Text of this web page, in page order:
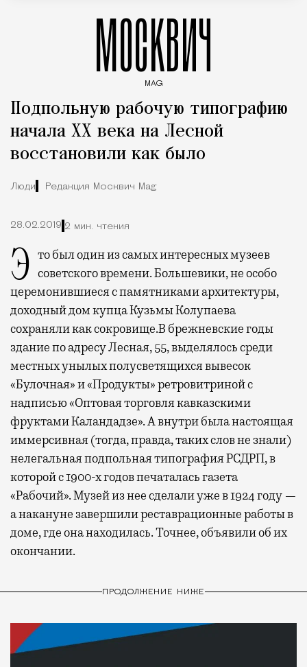
МОСКВИЧ
MAG
Подпольную рабочую типографию
начала ХХ века на Лесной
восстановили как было
Люди Редакция Москвич Mag
28.02.2019 2 мин. чтения
Это был один из самых интересных музеев советского времени. Большевики, не особо
церемонившиеся с памятниками архитектуры,
доходный дом купца Кузьмы Колупаева
сохраняли как сокровище.В брежневские годы
здание по адресу Лесная, 55, выделялось среди
местных унылых полусветящихся вывесок
«Булочная» и «Продукты» ретровитриной с
надписью «Оптовая торговля кавказскими
фруктами Каландадзе». А внутри была настоящая
иммерсивная (тогда, правда, таких слов не знали)
нелегальная подпольная типография РСДРП, в
которой с 1900-х годов печаталась газета
«Рабочий». Музей из нее сделали уже в 1924 году —
а накануне завершили реставрационные работы в
доме, где она находилась. Точнее, объявили об их
окончании.
ПРОДОЛЖЕНИЕ НИЖЕ